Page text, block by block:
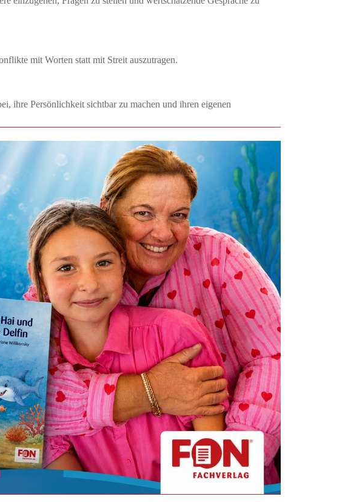
mit Worten statt mit Streit auszutragen.
ihre Persönlichkeit sichtbar zu machen und ihren eigenen